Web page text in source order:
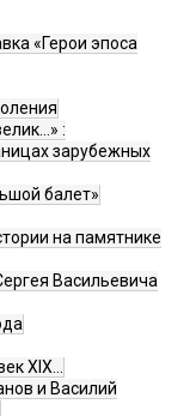
«Герои эпоса
:
зарубежных
балет»
на памятнике
Васильевича
XIX…
и Василий